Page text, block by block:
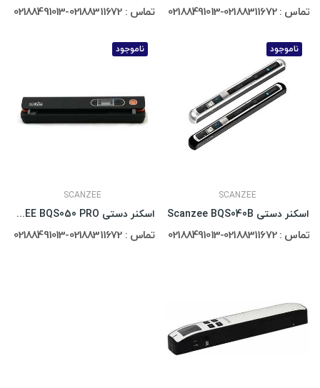
تماس : 02188311672-02188491013 تماس : 02188311672-02188491013
ناموجود
SCANZEE
اسکنر دستی Scanzee BQS040B
تماس : 02188311672-02188491013
ناموجود
SCANZEE
اسکنر دستی SCANZEE BQS050 PRO
تماس : 02188311672-02188491013